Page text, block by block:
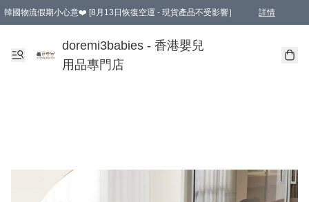
韓國物流假期小心意❤️ [8月13日恢復空運 - 現貨產品不受影響］ 詳情
新會員首張訂單滿$600即享9折優惠！(部份超優惠產品 & 品牌指定價除外)
doremi3babies - 香港嬰兒
用品專門店